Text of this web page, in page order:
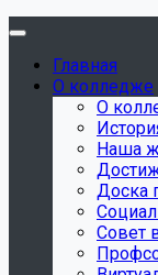
Главная
О колледже
О
Наша
Доска
Совет